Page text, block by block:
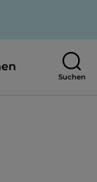
Suchen